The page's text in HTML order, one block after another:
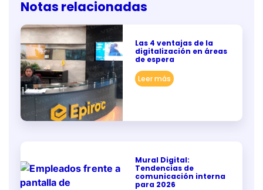
Notas relacionadas
Las 4 ventajas de la
digitalización en áreas
de espera
Leer más
Mural Digital:
Tendencias de
comunicación interna
para 2026